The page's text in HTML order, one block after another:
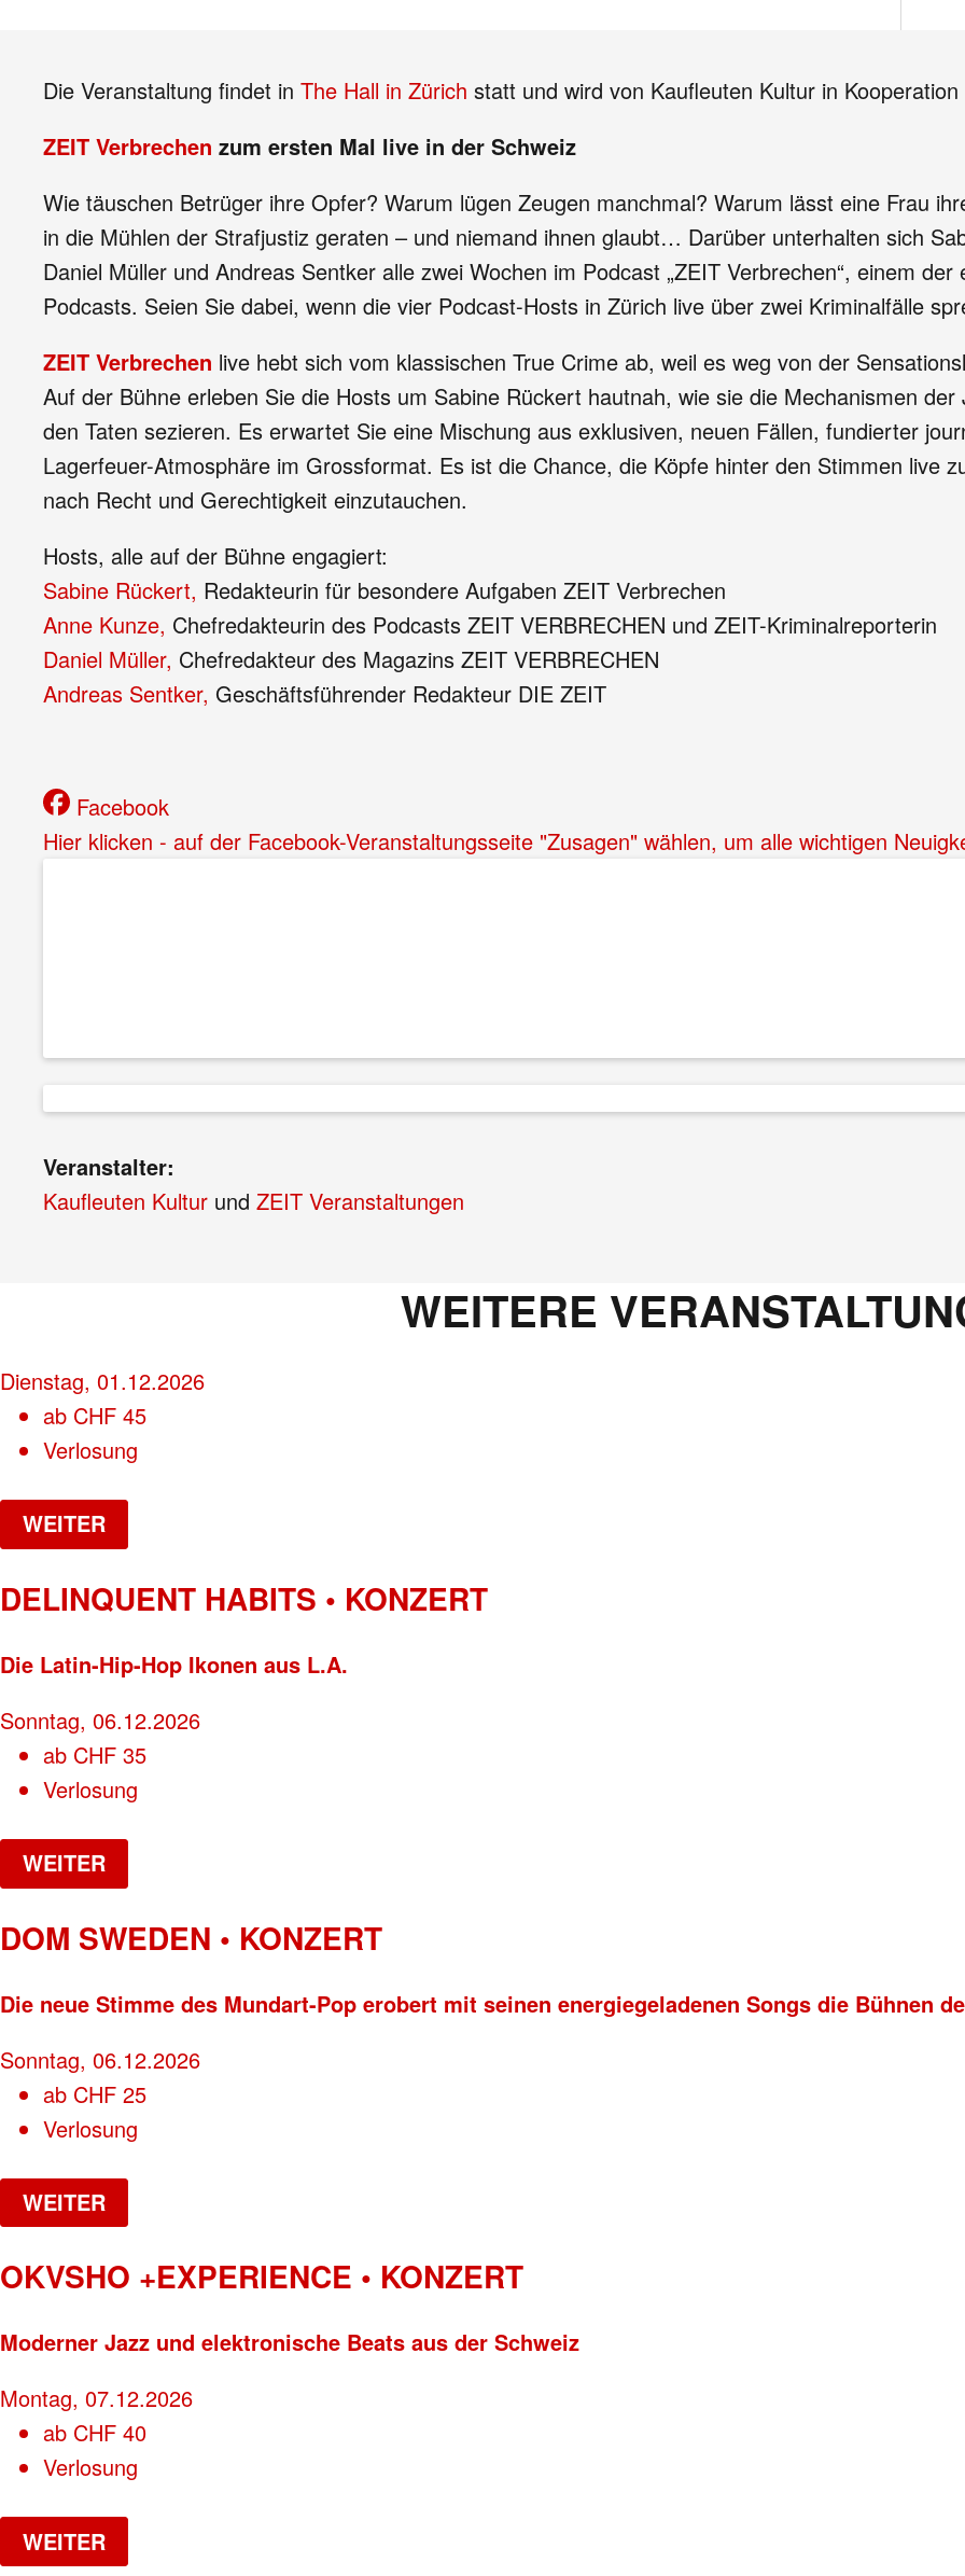
Die Veranstaltung findet in The Hall in Zürich statt und wird von Kaufleuten Kultur in
ZEIT Verbrechen zum ersten Mal live in der Schweiz
Wie täuschen Betrüger ihre Opfer? Warum lügen Zeugen manchmal? Warum lässt eine Frau
in die Mühlen der Strafjustiz geraten – und niemand ihnen glaubt… Darüber unterhalten sich
Daniel Müller und Andreas Sentker alle zwei Wochen im Podcast „ZEIT Verbrechen“, einem
Podcasts. Seien Sie dabei, wenn die vier Podcast-Hosts in Zürich live über zwei Kriminalfälle
ZEIT Verbrechen live hebt sich vom klassischen True Crime ab, weil es weg von der
Auf der Bühne erleben Sie die Hosts um Sabine Rückert hautnah, wie sie die Mechanismen
den Taten sezieren. Es erwartet Sie eine Mischung aus exklusiven, neuen Fällen, fundierter
Lagerfeuer-Atmosphäre im Grossformat. Es ist die Chance, die Köpfe hinter den Stimmen live
nach Recht und Gerechtigkeit einzutauchen.
Hosts, alle auf der Bühne engagiert:
Sabine Rückert, Redakteurin für besondere Aufgaben ZEIT Verbrechen
Anne Kunze, Chefredakteurin des Podcasts ZEIT VERBRECHEN und ZEIT-Kriminalreporterin
Daniel Müller, Chefredakteur des Magazins ZEIT VERBRECHEN
Andreas Sentker, Geschäftsführender Redakteur DIE ZEIT
Facebook
Hier klicken - auf der Facebook-Veranstaltungsseite "Zusagen" wählen, um alle wichtigen
Veranstalter:
Kaufleuten Kultur und ZEIT Veranstaltungen
WEITERE
Dienstag, 01.12.2026
ab CHF 45
Verlosung
WEITER
DELINQUENT HABITS • KONZERT
Die Latin-Hip-Hop Ikonen aus L.A.
Sonntag, 06.12.2026
ab CHF 35
Verlosung
WEITER
DOM SWEDEN • KONZERT
Die neue Stimme des Mundart-Pop erobert mit seinen energiegeladenen Songs die Bühnen
Sonntag, 06.12.2026
ab CHF 25
Verlosung
WEITER
OKVSHO +EXPERIENCE • KONZERT
Moderner Jazz und elektronische Beats aus der Schweiz
Montag, 07.12.2026
ab CHF 40
Verlosung
WEITER